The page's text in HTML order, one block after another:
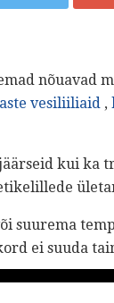
nõuavad
vesiliiliaid ,
kui ka
suurema
ei suuda